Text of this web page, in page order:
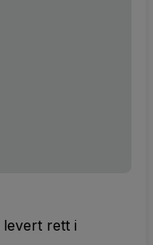
rett i